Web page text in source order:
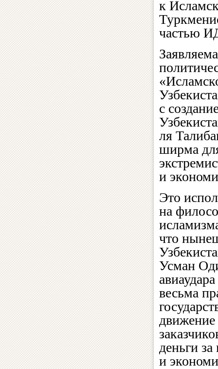
к
частью
с
ля
ширма
и
Это
на
что
Усман
весьма
деньги
и